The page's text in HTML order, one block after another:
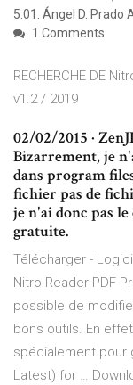
5:01. Ángel D. Prado
1 Comments
RECHERCHE DE
v1.2 / 2019
02/02/2015 ·
Bizarrement, je
dans program
fichier pas de
je n'ai donc pas
gratuite.
Télécharger -
Nitro Reader PDF
possible de
bons outils. En
spécialement pour
Latest) for …